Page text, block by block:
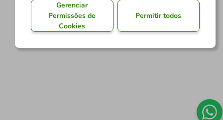
Gerenciar
Permissões de
Cookies
Permitir todos